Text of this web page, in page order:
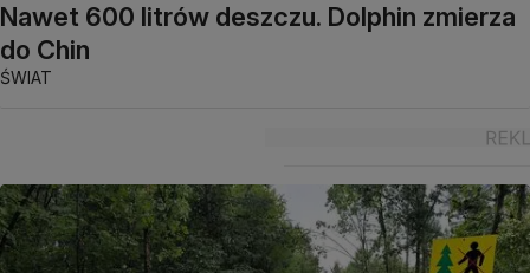
Nawet 600 litrów deszczu. Dolphin zmierza
do Chin
ŚWIAT